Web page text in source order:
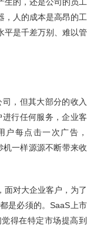
，人的成本是高昂的工
平是千差万别、难以管
，但其大部分的收入
行任何服务，企业客
户每点击一次广告，
一样源源不断带来收
面对大企业客户，为了
是必须的。SaaS上市
得在特定市场提高到